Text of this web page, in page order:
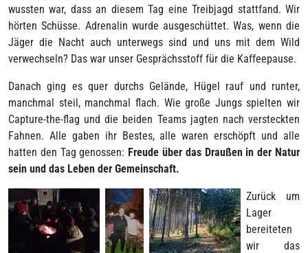
wussten war, dass an diesem Tag eine Treibjagd stattfand. Wir
hörten Schüsse. Adrenalin wurde ausgeschüttet. Was, wenn die
Jäger die Nacht auch unterwegs sind und uns mit dem Wild
verwechseln? Das war unser Gesprächsstoff für die Kaffeepause.
Danach ging es quer durchs Gelände, Hügel rauf und runter,
manchmal steil, manchmal flach. Wie große Jungs spielten wir
Capture-the-flag und die beiden Teams jagten nach versteckten
Fahnen. Alle gaben ihr Bestes, alle waren erschöpft und alle
hatten den Tag genossen: Freude über das Draußen in der Natur
sein und das Leben der Gemeinschaft.
Zurück um
Lager
bereiteten
wir das